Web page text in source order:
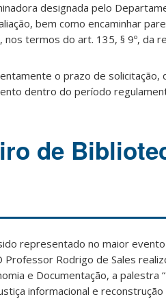
designada pelo
bem como encaminhar
termos do art. 135, § 9º, da
o prazo de solicitação,
dentro do período
de
representado no maior
Professor Rodrigo de Sales
e Documentação, a palestra
informacional e reconstrução